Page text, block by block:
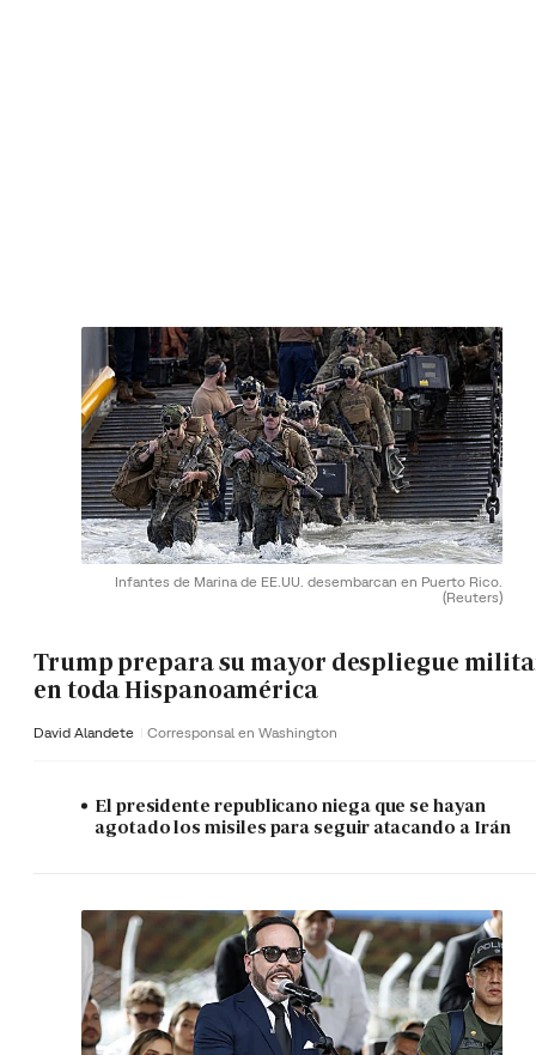
Infantes de Marina de EE.UU. desembarcan en Puerto Rico.
(Reuters)
Trump prepara su mayor despliegue
en toda Hispanoamérica
David Alandete Corresponsal en Washington
El presidente republicano niega que se hayan
agotado los misiles para seguir atacando a Irán